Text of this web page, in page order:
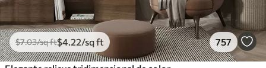
$7.03/sq ft$4 .22/sq ft 757